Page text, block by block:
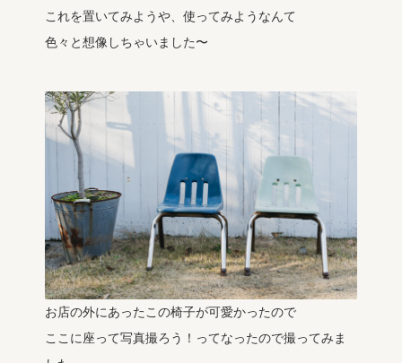
これを置いてみようや、使ってみようなんて
色々と想像しちゃいました〜
お店の外にあったこの椅子が可愛かったので
ここに座って写真撮ろう！ってなったので撮ってみま